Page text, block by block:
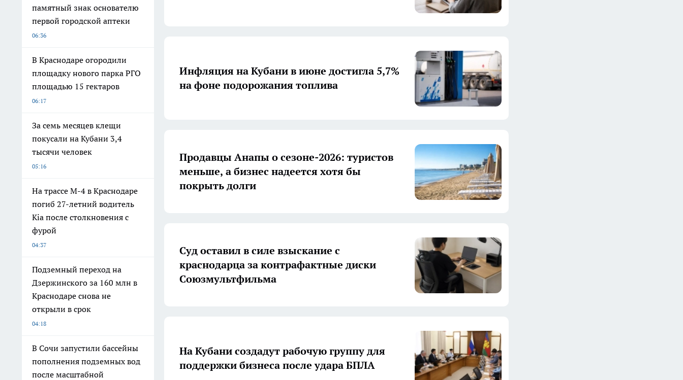
памятный знак основателю
первой городской аптеки
06:36
В Краснодаре огородили
площадку нового парка РГО
площадью 15 гектаров
06:17
За семь месяцев клещи
покусали на Кубани 3,4
тысячи человек
05:16
На трассе М-4 в Краснодаре
погиб 27-летний водитель
Kia после столкновения с
фурой
04:37
Подземный переход на
Дзержинского за 160 млн в
Краснодаре снова не
открыли в срок
04:18
В Сочи запустили бассейны
пополнения подземных вод
после масштабной
Инфляция на Кубани в июне достигла 5,7%
на фоне подорожания топлива
Продавцы Анапы о сезоне-2026: туристов
меньше, а бизнес надеется хотя бы
покрыть долги
Суд оставил в силе взыскание с
краснодарца за контрафактные диски
Союзмультфильма
На Кубани создадут рабочую группу для
поддержки бизнеса после удара БПЛА